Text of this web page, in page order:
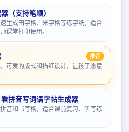
（支持笔顺）
生成田字格、米字格等练字纸，适合
课堂打印使用。
推荐
可爱的版式和描红设计，让孩子愿意
拼音写词语字帖生成器
音和书写格，适合课前复习、听写练